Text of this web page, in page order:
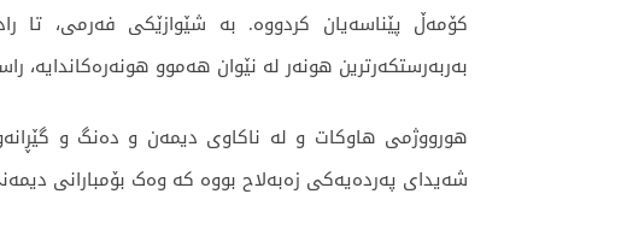
کۆمەڵ پێناسەیان کردووە. بە شێوازێکی فەرمی، تا
بەربەرستکەرترین هونەر لە نێوان هەموو
هورووژمی هاوکات و لە ناکاوی دیمەن و دەنگ و
شەیدای پەردەیەکی زەبەلاح بووە کە وەک بۆمبارانی